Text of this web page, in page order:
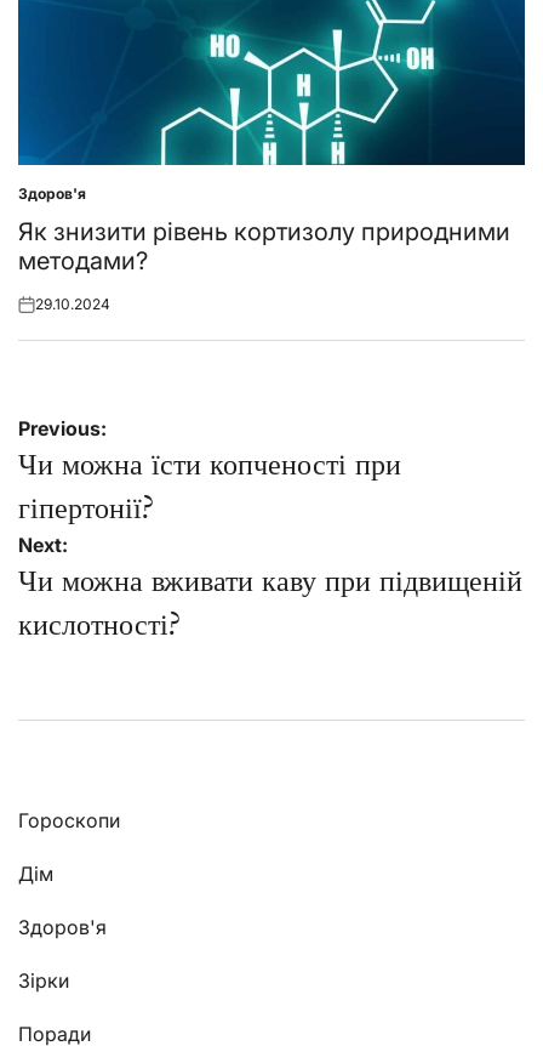
Posted
in
Здоров'я
Як знизити рівень кортизолу природними
методами?
Posted
29.10.2024
Навігація
записів
Previous:
Чи можна їсти копченості при
гіпертонії?
Next:
Чи можна вживати каву при підвищеній
кислотності?
Гороскопи
Дім
Здоров'я
Зірки
Поради